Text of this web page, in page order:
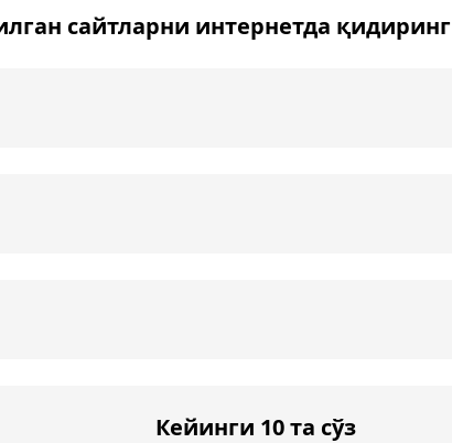
сайтларни интернетда қидиринг
Кейинги 10 та сўз